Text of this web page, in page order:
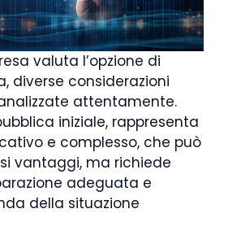
valuta l’opzione di
diverse considerazioni
attentamente.
iniziale, rappresenta
e complesso, che può
vantaggi, ma richiede
adeguata e
della situazione